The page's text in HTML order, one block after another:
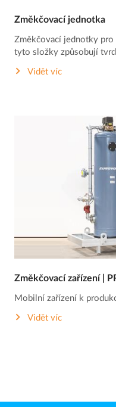
Změkčovací jednotka
Změkčovací jednotky
tyto složky způsobují
Vidět víc
Změkčovací zařízení |
Mobilní zařízení k
Vidět víc